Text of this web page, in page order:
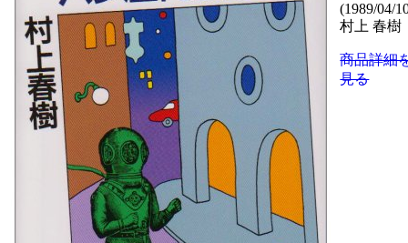
(1989/04/
村上 春樹
商品詳細
見る